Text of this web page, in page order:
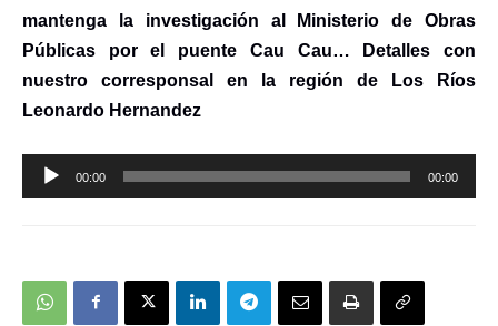
mantenga la investigación al Ministerio de Obras
Públicas por el puente Cau Cau… Detalles con
nuestro corresponsal en la región de Los Ríos
Leonardo Hernandez
Reproductor
00:00 00:00